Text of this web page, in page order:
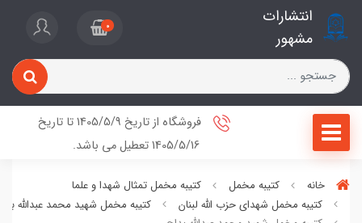
انتشارات
مشهور
0
فروشگاه از تاریخ 1405/5/9 تا تاریخ
1405/5/16 تعطیل می باشد.
خانه کتیبه مخمل
کتیبه مخمل تمثال شهدا و علما
کتیبه مخمل شهدای حزب الله لبنان
کتیبه مخمل شهید محمد عبدالله